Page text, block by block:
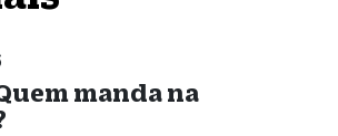
manda na